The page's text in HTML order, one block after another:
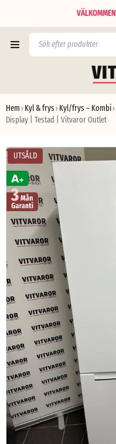
VÄLKOMMEN
Hem › Kyl & frys › Kyl/frys – Kombi ›
Display | Testad | Vitvaror Outlet
UTSÅLD